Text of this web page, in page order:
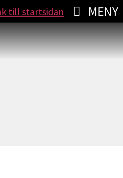
MENY